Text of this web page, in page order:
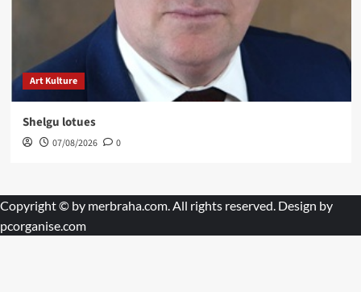
Art Kulture
Shelgu lotues
07/08/2026 0
Copyright © by merbraha.com. All rights reserved. Design by
pcorganise.com